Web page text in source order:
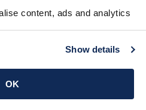
content, ads and analytics
Show details
OK
AGB